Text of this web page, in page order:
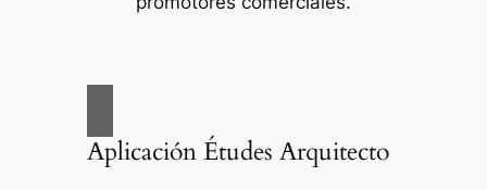
Aplicación Études Arquitecto